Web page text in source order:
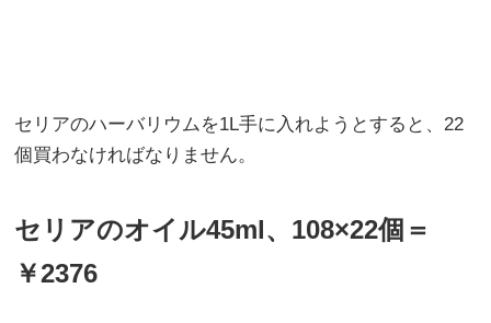
セリアのハーバリウムを1L手に入れようとすると、22
個買わなければなりません。
セリアのオイル45ml、108×22個＝
￥2376